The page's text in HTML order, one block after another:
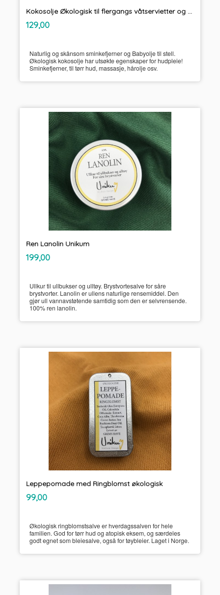
Kokosolje Økologisk til flergangs våtservietter og sminkefjerner Unikum
Pris
129,00mva.
Naturlig og skånsom sminkefjerner og Babyolje til stell.
Økologisk kokosolje har utsøkte egenskaper for hudpleie!
Sminkefjerner, til tørr hud, massasje, hårolje osv.
Ren Lanolin Unikum
Pris
199,00mva.
Ullkur til ullbukser og ulltøy. Brystvortesalve for såre
brystvorter. Lanolin er ullens naturlige rensemiddel. Den
gjør ull vannavstøtende samtidig som den er selvrensende.
100% ren lanolin.
Leppepomade med Ringblomst økologisk
Pris
99,00mva.
Økologisk ringblomstsalve er hverdagssalven for hele
familien. God for tørr hud og atopisk eksem, og særdeles
godt egnet som bleiesalve, også for tøybleier. Laget i Norge.